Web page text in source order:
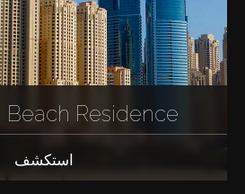
Residence
استكشف